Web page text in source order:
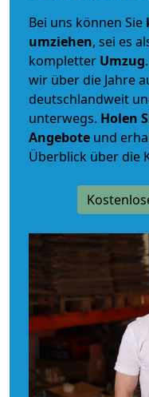
Bei uns können Sie
umziehen, sei es
kompletter Umzug
wir über die Jahre
deutschlandweit
unterwegs. Holen
Angebote und
Überblick über die